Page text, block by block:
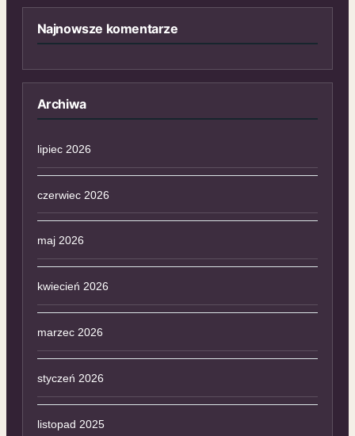
Najnowsze komentarze
Archiwa
lipiec 2026
czerwiec 2026
maj 2026
kwiecień 2026
marzec 2026
styczeń 2026
listopad 2025